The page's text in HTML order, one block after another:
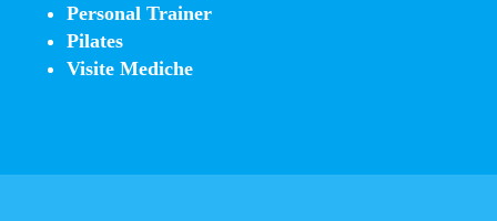
Personal Trainer
Pilates
Visite Mediche